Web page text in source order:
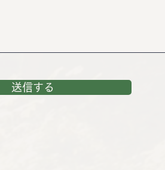
送信する